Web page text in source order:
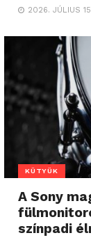
2026. JÚLIUS
KÜTYÜK
A Sony
színpadi